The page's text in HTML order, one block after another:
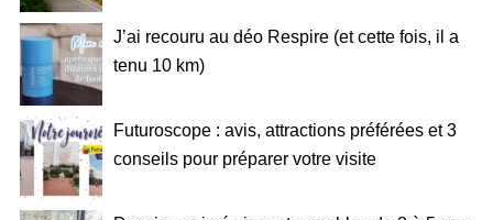
J’ai recouru au déo Respire (et cette fois, il a
tenu 10 km)
Futuroscope : avis, attractions préférées et 3
conseils pour préparer votre visite